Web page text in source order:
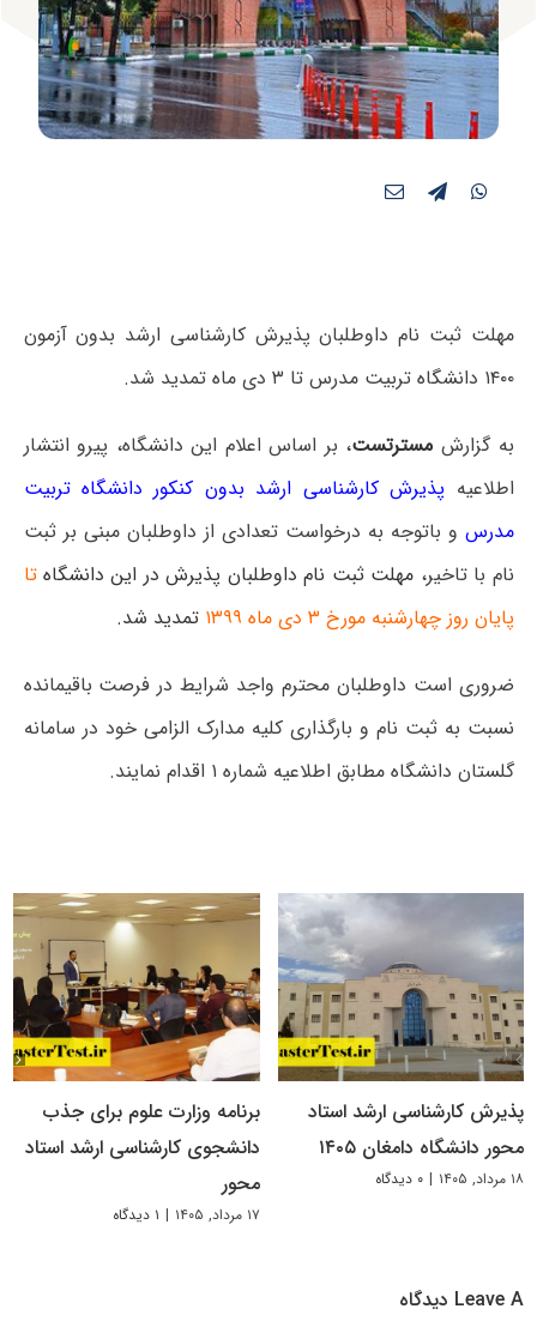
مهلت ثبت نام داوطلبان پذیرش کارشناسی ارشد بدون آزمون
۱۴۰۰ دانشگاه تربیت مدرس تا ۳ دی ماه تمدید شد.
به گزارش مسترتست، بر اساس اعلام این دانشگاه، پیرو انتشار
اطلاعیه پذیرش کارشناسی ارشد بدون کنکور دانشگاه تربیت
مدرس و باتوجه به درخواست تعدادی از داوطلبان مبنی بر ثبت
نام با تاخیر، مهلت ثبت نام داوطلبان پذیرش در این دانشگاهتا
پایان روز چهارشنبه مورخ ۳ دی ماه ۱۳۹۹
تمدید شد.
ضروری است داوطلبان محترم واجد شرایط در فرصت باقیمانده
نسبت به ثبت نام و بارگذاری کلیه مدارک الزامی خود در سامانه
گلستان دانشگاه مطابق اطلاعیه شماره ۱ اقدام نمایند.
پذیرش کارشناسی ارشد استاد
محور دانشگاه دامغان ۱۴۰۵
۱۸ مرداد, ۱۴۰۵ | ۰ دیدگاه
برنامه وزارت علوم برای جذب
دانشجوی کارشناسی ارشد استاد
محور
۱۷ مرداد, ۱۴۰۵ | ۱ دیدگاه
Leave A دیدگاه